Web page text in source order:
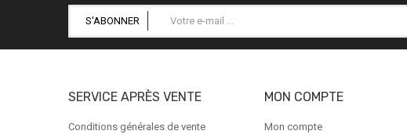
S'ABONNER
SERVICE APRÈS VENTE
Conditions générales de vente
MON COMPTE
Mon compte